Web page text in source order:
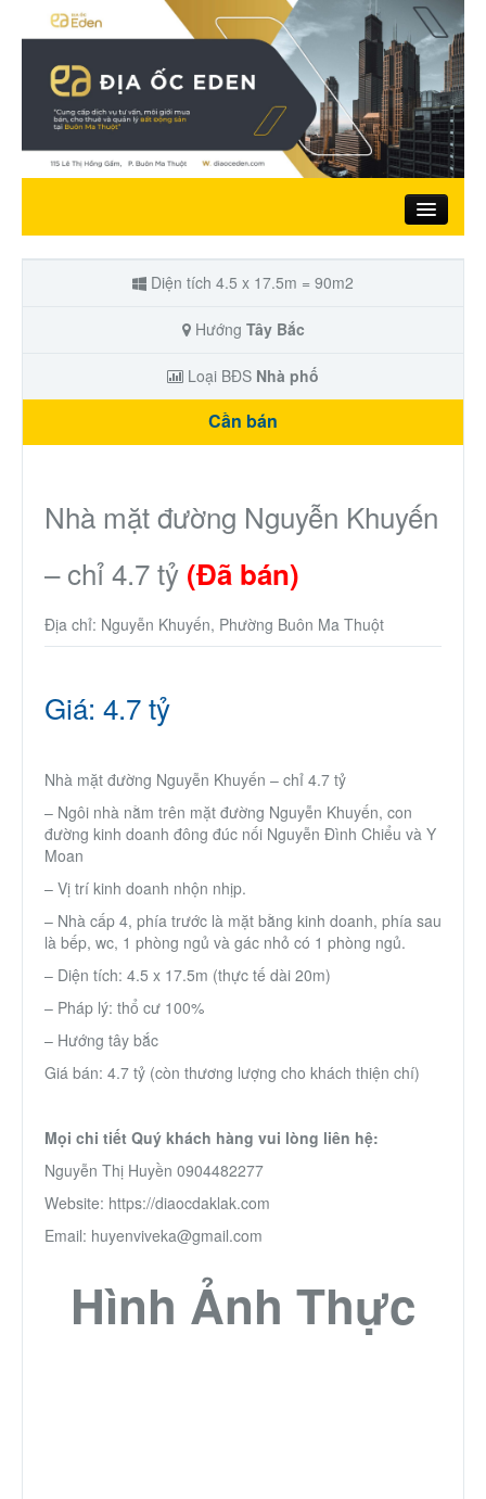
Trang chủ
Đất ở
Biệt thự
Chung cư
Ecocity Premia
Nhà đất cho thuê
Thành Phố Cà Phê
Diện tích 4.5 x 17.5m = 90m2
Hướng Tây Bắc
Loại BĐS Nhà phố
Cần bán
Nhà mặt đường Nguyễn Khuyến
– chỉ 4.7 tỷ (Đã bán)
Địa chỉ: Nguyễn Khuyến, Phường Buôn Ma Thuột
Giá: 4.7 tỷ
Nhà mặt đường Nguyễn Khuyến – chỉ 4.7 tỷ
– Ngôi nhà nằm trên mặt đường Nguyễn Khuyến, con
đường kinh doanh đông đúc nối Nguyễn Đình Chiểu và Y
Moan
– Vị trí kinh doanh nhộn nhịp.
– Nhà cấp 4, phía trước là mặt bằng kinh doanh, phía sau
là bếp, wc, 1 phòng ngủ và gác nhỏ có 1 phòng ngủ.
– Diện tích: 4.5 x 17.5m (thực tế dài 20m)
– Pháp lý: thổ cư 100%
– Hướng tây bắc
Giá bán: 4.7 tỷ (còn thương lượng cho khách thiện chí)
Mọi chi tiết Quý khách hàng vui lòng liên hệ:
Nguyễn Thị Huyền 0904482277
Website: https://diaocdaklak.com
Email: huyenviveka@gmail.com
Hình Ảnh Thực